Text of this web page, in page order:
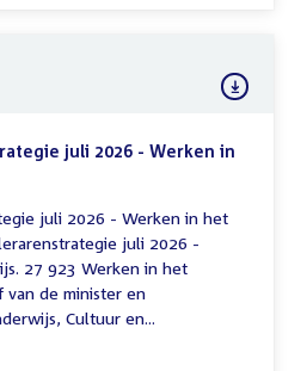
juli 2026 - Werken in
juli 2026 - Werken in het
juli 2026 -
27 923 Werken in het
van de minister en
Cultuur en...